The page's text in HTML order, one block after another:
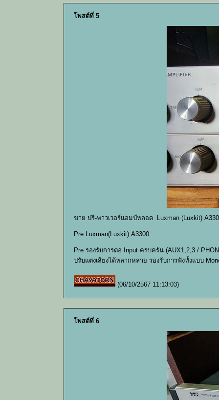
โพสต์ที่ 5
ขาย ปรี-พาวเวอร์แอมป์หลอด Luxman (Luxkit)
Pre Luxman(Luxkit) A3300
Pre รองรับการต่อ Input ครบครัน (AUX1,2,3 /
ปรับแต่งเสียงได้หลากหลาย รองรับการฟังทั้งแบบ
(06/10/2567 11:13:03)
โพสต์ที่ 6